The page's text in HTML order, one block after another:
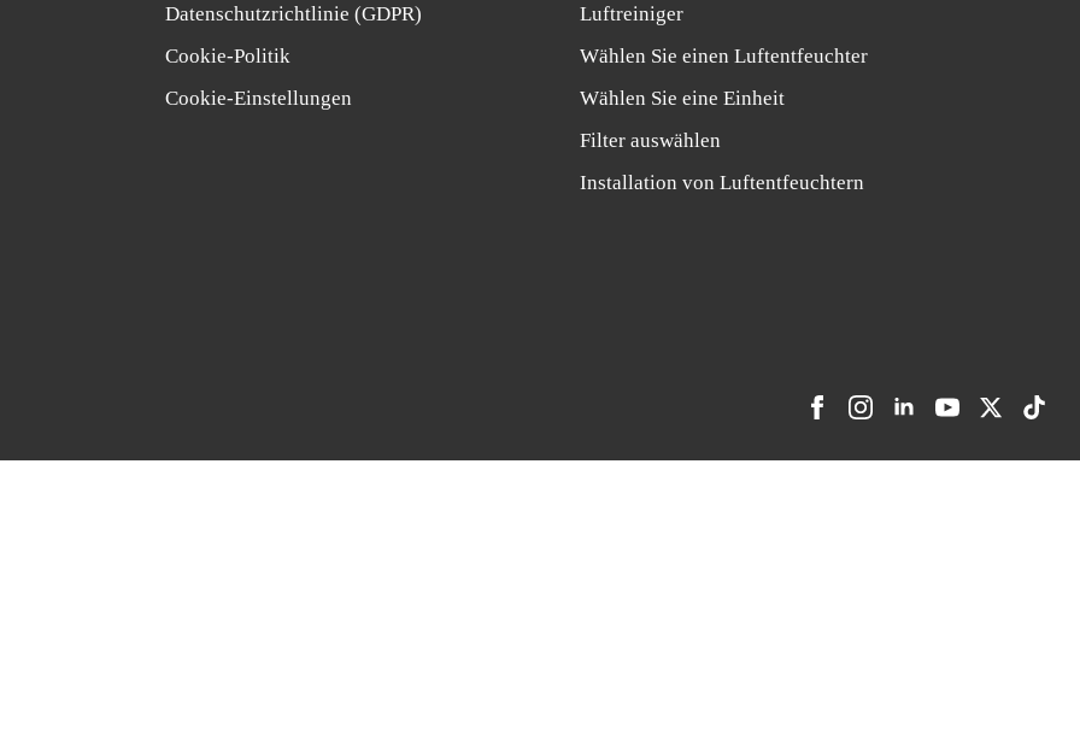
Datenschutzrichtlinie (GDPR)
Cookie-Politik
Cookie-Einstellungen
Luftreiniger
Wählen Sie einen Luftentfeuchter
Wählen Sie eine Einheit
Filter auswählen
Installation von Luftentfeuchtern